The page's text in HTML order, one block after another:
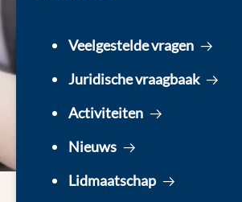
Veelgestelde vragen
Juridische vraagbaak
Activiteiten
Nieuws
Lidmaatschap